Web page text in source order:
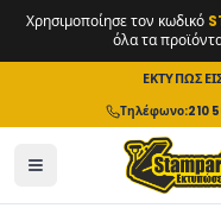
Χρησιμοποίησε τον κωδικό
όλα τα
Τηλέφωνο:210